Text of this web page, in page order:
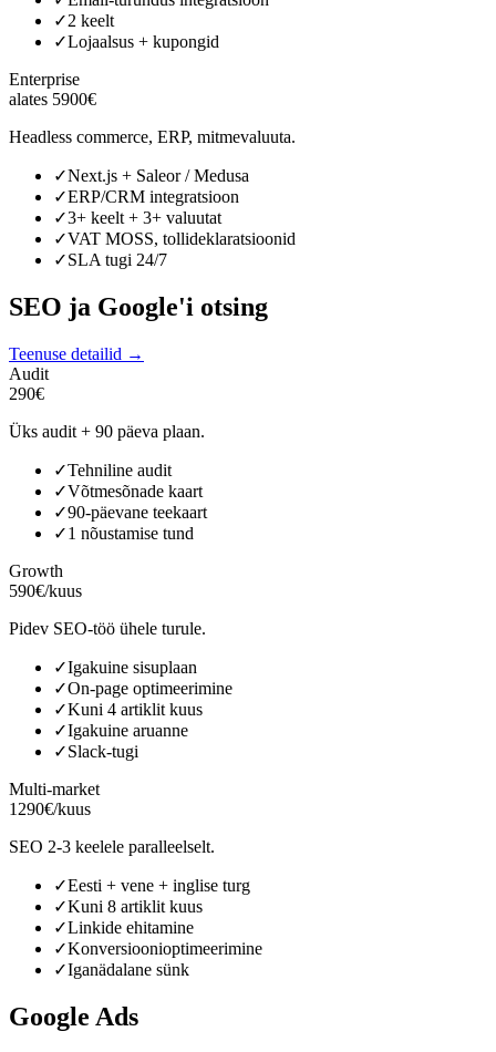
✓2 keelt
✓Lojaalsus + kupongid
Enterprise
alates 5900€
Headless commerce, ERP, mitmevaluuta.
✓Next.js + Saleor / Medusa
✓ERP/CRM integratsioon
✓3+ keelt + 3+ valuutat
✓VAT MOSS, tollideklaratsioonid
✓SLA tugi 24/7
SEO ja Google'i otsing
Teenuse detailid →
Audit
290€
Üks audit + 90 päeva plaan.
✓Tehniline audit
✓Võtmesõnade kaart
✓90-päevane teekaart
✓1 nõustamise tund
Growth
590€/kuus
Pidev SEO-töö ühele turule.
✓Igakuine sisuplaan
✓On-page optimeerimine
✓Kuni 4 artiklit kuus
✓Igakuine aruanne
✓Slack-tugi
Multi-market
1290€/kuus
SEO 2-3 keelele paralleelselt.
✓Eesti + vene + inglise turg
✓Kuni 8 artiklit kuus
✓Linkide ehitamine
✓Konversioonioptimeerimine
✓Iganädalane sünk
Google Ads